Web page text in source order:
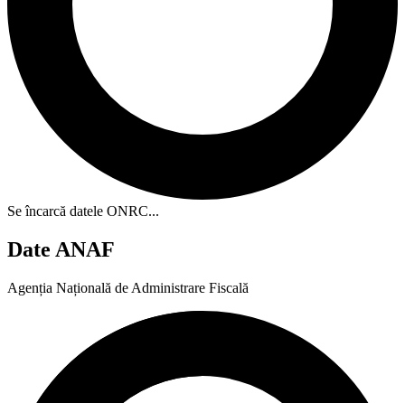
Se încarcă datele ONRC...
Date ANAF
Agenția Națională de Administrare Fiscală